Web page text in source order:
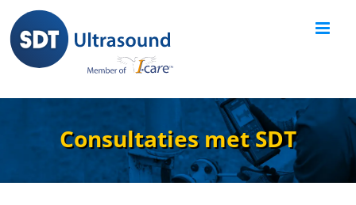
content
Consultaties met SDT